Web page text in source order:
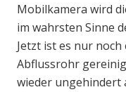
Mobilkamera wird
im wahrsten Sinne
Jetzt ist es nur noch
Abflussrohr
wieder ungehindert